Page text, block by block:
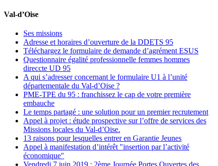
Val-d’Oise
Ses missions
Adresse et horaires d’ouverture de la DDETS 95
Téléchargez le formulaire de demande d’agrément ESUS
Questionnaire égalité professionnelle femmes hommes
direccte UD 95
A qui s’adresser concernant le formulaire U1 à l’unité
départementale du Val-d’Oise ?
PME-TPE du 95 : franchissez le cap de votre première
embauche
Le temps partagé : une solution pour un premier recrutement
Appel à projet : étude prospective sur l’offre de services des
Missions locales du Val-d’Oise.
13 raisons pour lesquelles entrer en Garantie Jeunes
Appel à manifestation d’intérêt "insertion par l’activité
économique"
Vendredi 7 juin 2019 : 2ème Journée Portes Ouvertes des